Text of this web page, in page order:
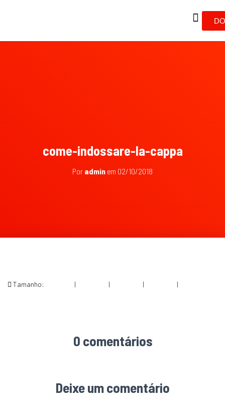
come-indossare-la-cappa
Por admin em 02/10/2018
Tamanho: | | | |
0 comentários
Deixe um comentário